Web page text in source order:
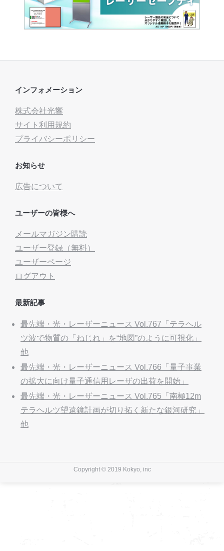
インフォメーション
株式会社光響
サイト利用規約
プライバシーポリシー
お知らせ
広告について
ユーザーの皆様へ
メールマガジン購読
ユーザー登録（無料）
ユーザーページ
ログアウト
最新記事
最先端・光・レーザーニュース Vol.767「テラヘル
ツ波で物質の「ねじれ」を“地図”のように可視化」
他
最先端・光・レーザーニュース Vol.766「量子事業
の拡大に向け量子通信用レーザの出荷を開始」
最先端・光・レーザーニュース Vol.765「南極12m
テラヘルツ望遠鏡計画が切り拓く新たな銀河研究」
他
Copyright © 2019 Kokyo, inc